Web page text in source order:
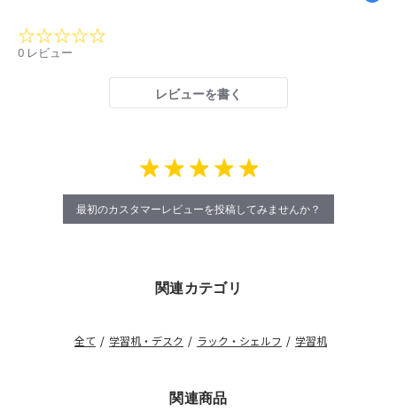
0 レビュー
レビューを書く
最初のカスタマーレビューを投稿してみませんか？
関連カテゴリ
全て / 学習机・デスク / ラック・シェルフ / 学習机
関連商品